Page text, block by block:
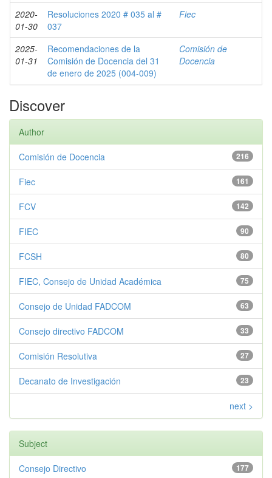
2020-
01-30
Resoluciones 2020 # 035 al #
037
Fiec
2025-
01-31
Recomendaciones de la
Comisión de Docencia del 31
de enero de 2025 (004-009)
Comisión de
Docencia
Discover
Author
216
Comisión de Docencia
161
Fiec
142
FCV
90
FIEC
80
FCSH
75
FIEC, Consejo de Unidad Académica
63
Consejo de Unidad FADCOM
33
Consejo directivo FADCOM
27
Comisión Resolutiva
23
Decanato de Investigación
next >
Subject
177
Consejo Directivo